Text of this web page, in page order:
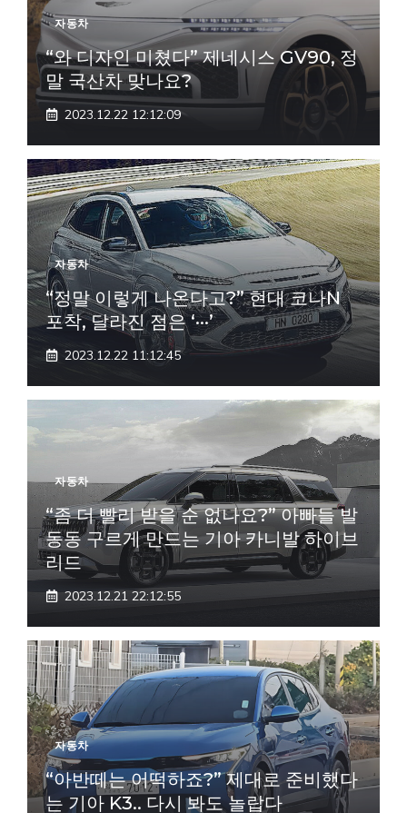
자동차
“와 디자인 미쳤다” 제네시스 GV90, 정
말 국산차 맞나요?
2023.12.22 12:12:09
자동차
“정말 이렇게 나온다고?” 현대 코나N
포착, 달라진 점은 ‘···’
2023.12.22 11:12:45
자동차
“좀 더 빨리 받을 순 없나요?” 아빠들 발
동동 구르게 만드는 기아 카니발 하이브
리드
2023.12.21 22:12:55
자동차
“아반떼는 어떡하죠?” 제대로 준비했다
는 기아 K3.. 다시 봐도 놀랍다